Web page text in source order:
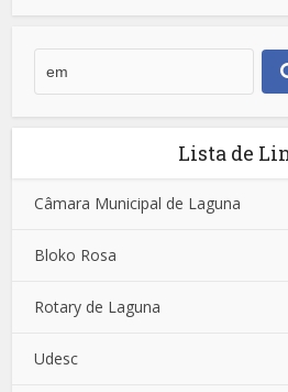
Lista de
Câmara Municipal de Laguna
Bloko Rosa
Rotary de Laguna
Udesc